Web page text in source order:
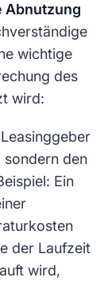
Abnutzung
wichtige
des
wird:
sondern den
Ein
der Laufzeit
wird,